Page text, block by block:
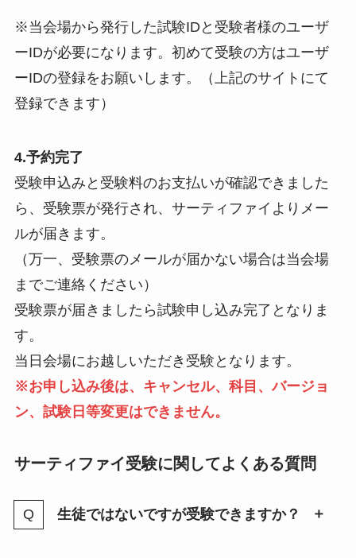
※当会場から発行した試験IDと受験者様のユーザ
ーIDが必要になります。初めて受験の方はユーザ
ーIDの登録をお願いします。（上記のサイトにて
登録できます）
4.予約完了
受験申込みと受験料のお支払いが確認できました
ら、受験票が発行され、サーティファイよりメー
ルが届きます。
（万一、受験票のメールが届かない場合は当会場
までご連絡ください）
受験票が届きましたら試験申し込み完了となりま
す。
当日会場にお越しいただき受験となります。
※お申し込み後は、キャンセル、科目、バージョ
ン、試験日等変更はできません。
サーティファイ受験に関してよくある質問
生徒ではないですが受験できますか？